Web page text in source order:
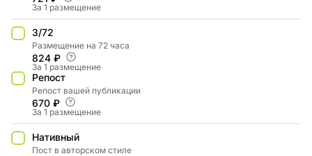
За 1 размещение
3/72
Размещение на 72 часа
824 ₽
За 1 размещение
Репост
Репост вашей публикации
670 ₽
За 1 размещение
Нативный
Пост в авторском стиле